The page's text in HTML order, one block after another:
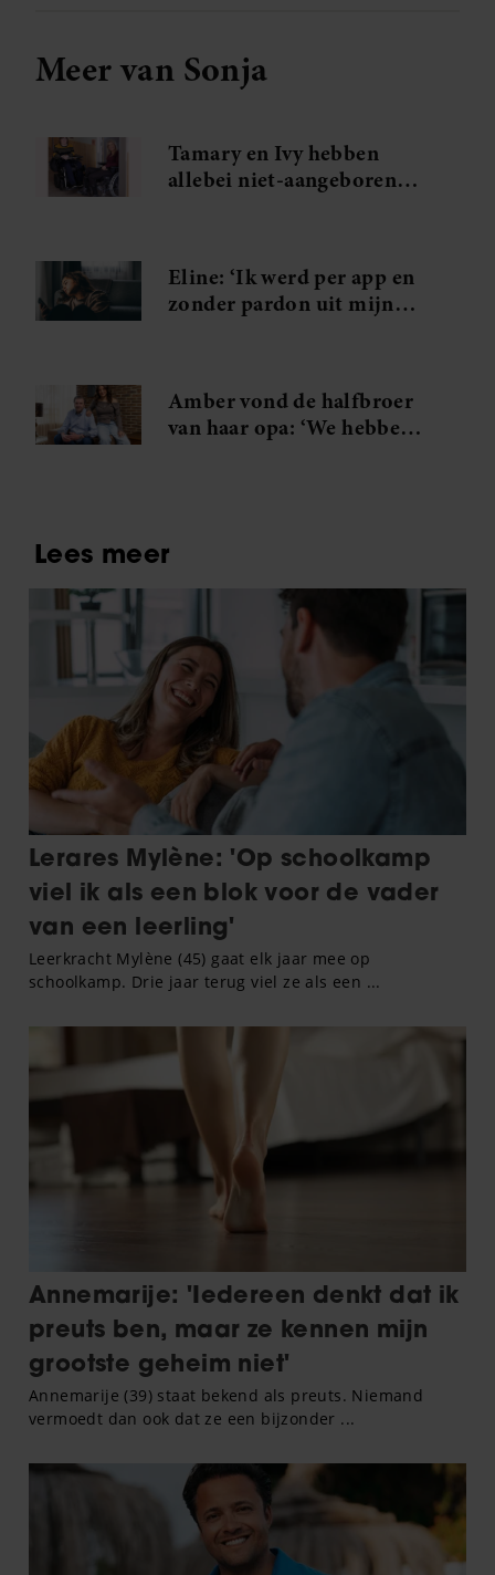
Meer van Sonja
Tamary en Ivy hebben
allebei niet-aangeboren
Eline: ‘Ik werd per app en
zonder pardon uit mijn
Amber vond de halfbroer
van haar opa: ‘We hebben